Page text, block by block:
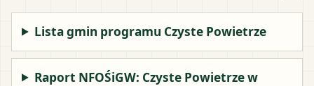
Lista gmin programu Czyste Powietrze
Raport NFOŚiGW: Czyste Powietrze w